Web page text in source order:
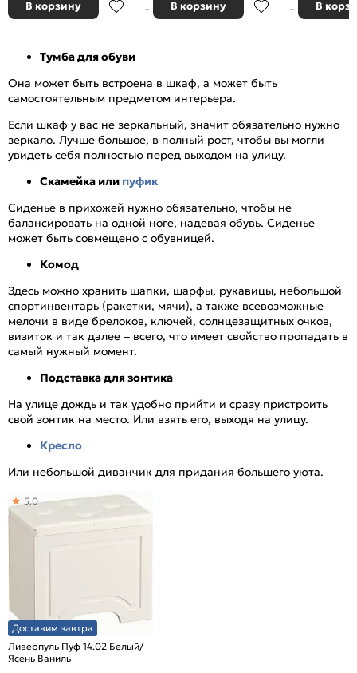
В корзину В корзину В
Тумба для обуви
Она может быть встроена в шкаф, а может быть
самостоятельным предметом интерьера.
Если шкаф у вас не зеркальный, значит обязательно нужно
зеркало. Лучше большое, в полный рост, чтобы вы могли
увидеть себя полностью перед выходом на улицу.
Скамейка или пуфик
Сиденье в прихожей нужно обязательно, чтобы не
балансировать на одной ноге, надевая обувь. Сиденье
может быть совмещено с обувницей.
Комод
Здесь можно хранить шапки, шарфы, рукавицы, небольшой
спортинвентарь (ракетки, мячи), а также всевозможные
мелочи в виде брелоков, ключей, солнцезащитных очков,
визиток и так далее – всего, что имеет свойство пропадать в
самый нужный момент.
Подставка для зонтика
На улице дождь и так удобно прийти и сразу пристроить
свой зонтик на место. Или взять его, выходя на улицу.
Кресло
Или небольшой диванчик для придания большего уюта.
Доставим завтра
Ливерпуль Пуф 14.02 Белый/
Ясень Ваниль
5,0